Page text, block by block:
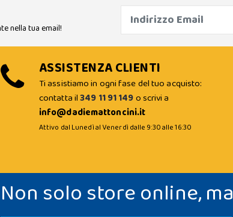
nella tua email!
ASSISTENZA CLIENTI
Ti assistiamo in ogni fase del tuo acquisto:
contatta il349 11 91 149o scrivi a
info@dadiemattoncini.it
Attivo dal Lunedì al Venerdì dalle 9:30 alle 16:30
Non solo store online, ma